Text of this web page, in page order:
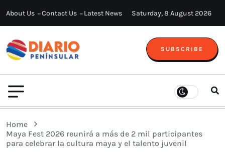
About Us Contact Us Latest News Saturday, 8 August 2026
SUBSCRIBE
Home
Maya Fest 2026 reunirá a más de 2 mil participantes
para celebrar la cultura maya y el talento juvenil